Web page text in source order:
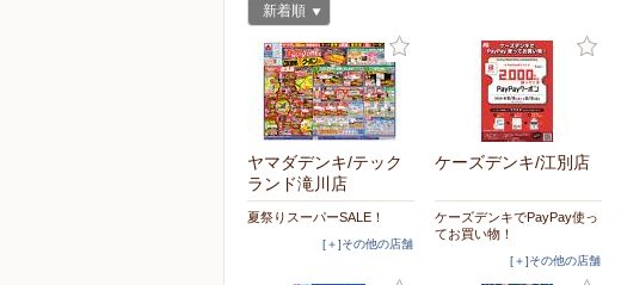
新着順
ヤマダデンキ/テック
ランド滝川店
夏祭りスーパーSALE！
[＋]その他の店舗
ケーズデンキ/江別店
ケーズデンキでPayPay使っ
てお買い物！
[＋]その他の店舗